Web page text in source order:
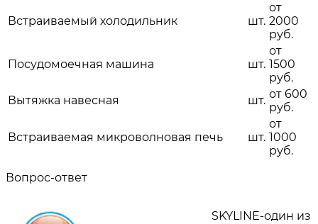
Встраиваемый холодильник шт.
от
2000
руб.
Посудомоечная машина шт.
от
1500
руб.
Вытяжка навесная
шт. от 600
руб.
Встраиваемая микроволновая печь шт.
от
1000
руб.
Вопрос-ответ
SKYLINE-один из